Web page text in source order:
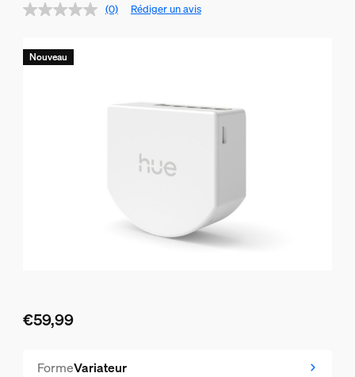
(0) Rédiger un avis
€59,99
Nouveau
FormeVariateur